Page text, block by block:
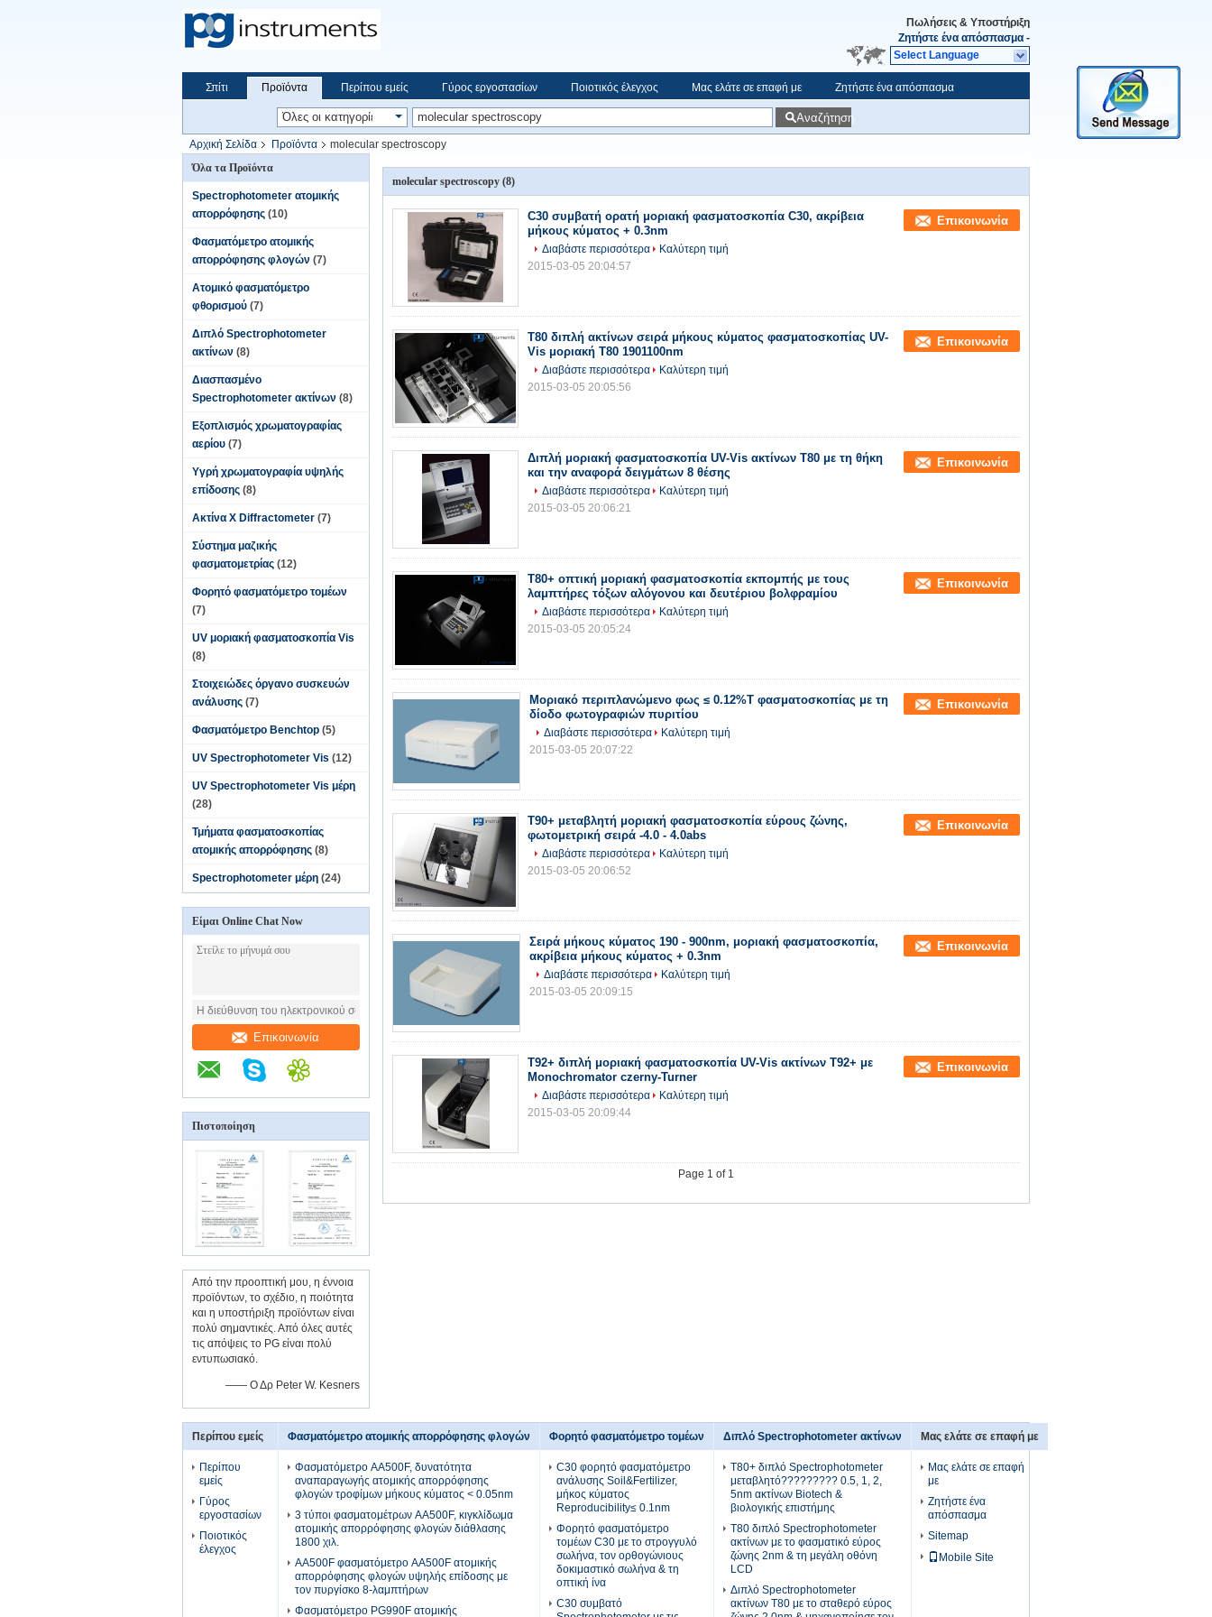
Πωλήσεις & Υποστήριξη
Ζητήστε ένα απόσπασμα -
Select Language
Σπίτι Προϊόντα Περίπου εμείς Γύρος εργοστασίων Ποιοτικός έλεγχος Μας ελάτε σε επαφή με Ζητήστε ένα απόσπασμα
Αναζήτηση
Αρχική Σελίδα Προϊόντα
molecular spectroscopy
Όλα τα Προϊόντα
Spectrophotometer ατομικής
απορρόφησης (10)
Φασματόμετρο ατομικής
απορρόφησης φλογών (7)
Ατομικό φασματόμετρο
φθορισμού (7)
Διπλό Spectrophotometer
ακτίνων (8)
Διασπασμένο
Spectrophotometer ακτίνων (8)
Εξοπλισμός χρωματογραφίας
αερίου (7)
Υγρή χρωματογραφία υψηλής
επίδοσης (8)
Ακτίνα X Diffractometer (7)
Σύστημα μαζικής
φασματομετρίας (12)
Φορητό φασματόμετρο τομέων
(7)
UV μοριακή φασματοσκοπία Vis
(8)
Στοιχειώδες όργανο συσκευών
ανάλυσης (7)
Φασματόμετρο Benchtop (5)
UV Spectrophotometer Vis (12)
UV Spectrophotometer Vis μέρη
(28)
Τμήματα φασματοσκοπίας
ατομικής απορρόφησης (8)
Spectrophotometer μέρη (24)
Είμαι Online Chat Now
Επικοινωνία
Πιστοποίηση
Από την προοπτική μου, η έννοια
προϊόντων, το σχέδιο, η ποιότητα
και η υποστήριξη προϊόντων είναι
πολύ σημαντικές. Από όλες αυτές
τις απόψεις το PG είναι πολύ
εντυπωσιακό.
—— Ο Δρ Peter W. Kesners
molecular spectroscopy (8)
C30 συμβατή ορατή μοριακή φασματοσκοπία C30, ακρίβεια
μήκους κύματος + 0.3nm
Επικοινωνία
Διαβάστε περισσότερα
Καλύτερη τιμή
2015-03-05 20:04:57
T80 διπλή ακτίνων σειρά μήκους κύματος φασματοσκοπίας UV-
Vis μοριακή T80 1901100nm
Επικοινωνία
Διαβάστε περισσότερα
Καλύτερη τιμή
2015-03-05 20:05:56
Διπλή μοριακή φασματοσκοπία UV-Vis ακτίνων T80 με τη θήκη
και την αναφορά δειγμάτων 8 θέσης
Επικοινωνία
Διαβάστε περισσότερα
Καλύτερη τιμή
2015-03-05 20:06:21
T80+ οπτική μοριακή φασματοσκοπία εκπομπής με τους
λαμπτήρες τόξων αλόγονου και δευτέριου βολφραμίου
Επικοινωνία
Διαβάστε περισσότερα
Καλύτερη τιμή
2015-03-05 20:05:24
Μοριακό περιπλανώμενο φως ≤ 0.12%T φασματοσκοπίας με τη
δίοδο φωτογραφιών πυριτίου
Επικοινωνία
Διαβάστε περισσότερα
Καλύτερη τιμή
2015-03-05 20:07:22
T90+ μεταβλητή μοριακή φασματοσκοπία εύρους ζώνης,
φωτομετρική σειρά -4.0 - 4.0abs
Επικοινωνία
Διαβάστε περισσότερα
Καλύτερη τιμή
2015-03-05 20:06:52
Σειρά μήκους κύματος 190 - 900nm, μοριακή φασματοσκοπία,
ακρίβεια μήκους κύματος + 0.3nm
Επικοινωνία
Διαβάστε περισσότερα
Καλύτερη τιμή
2015-03-05 20:09:15
T92+ διπλή μοριακή φασματοσκοπία UV-Vis ακτίνων T92+ με
Monochromator czerny-Turner
Επικοινωνία
Διαβάστε περισσότερα
Καλύτερη τιμή
2015-03-05 20:09:44
Page 1 of 1
Περίπου εμείς
Περίπου
εμείς
Γύρος
εργοστασίων
Ποιοτικός
έλεγχος
Φασματόμετρο ατομικής απορρόφησης φλογών
Φασματόμετρο AA500F, δυνατότητα
αναπαραγωγής ατομικής απορρόφησης
φλογών τροφίμων μήκους κύματος < 0.05nm
3 τύποι φασματομέτρων AA500F, κιγκλίδωμα
ατομικής απορρόφησης φλογών διάθλασης
1800 χιλ.
AA500F φασματόμετρο AA500F ατομικής
απορρόφησης φλογών υψηλής επίδοσης με
τον πυργίσκο 8-λαμπτήρων
Φασματόμετρο PG990F ατομικής
Φορητό φασματόμετρο τομέων
C30 φορητό φασματόμετρο
ανάλυσης Soil&Fertilizer,
μήκος κύματος
Reproducibility≤ 0.1nm
Φορητό φασματόμετρο
τομέων C30 με το στρογγυλό
σωλήνα, τον ορθογώνιους
δοκιμαστικό σωλήνα & τη
οπτική ίνα
C30 συμβατό
Διπλό Spectrophotometer ακτίνων
T80+ διπλό Spectrophotometer
μεταβλητό????????? 0.5, 1, 2,
5nm ακτίνων Biotech &
βιολογικής επιστήμης
T80 διπλό Spectrophotometer
ακτίνων με το φασματικό εύρος
ζώνης 2nm & τη μεγάλη οθόνη
LCD
Διπλό Spectrophotometer
ακτίνων T80 με το σταθερό εύρος
Μας ελάτε σε επαφή με
Μας ελάτε σε επαφή
με
Ζητήστε ένα
απόσπασμα
Sitemap
Mobile Site